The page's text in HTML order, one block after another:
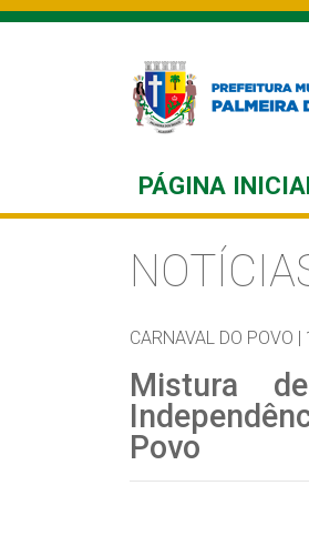
PÁGINA
CARNAVAL DO POVO |
Mistura
Povo